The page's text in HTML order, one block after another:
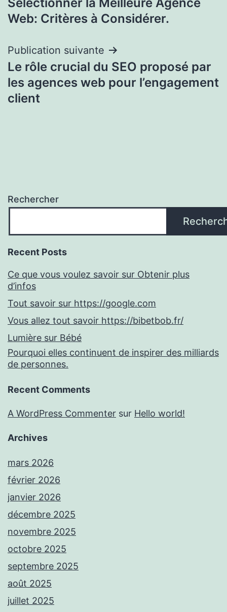
de
Web: Critères à Considérer.
Publication suivante
Le rôle crucial du SEO proposé par
les agences web pour l’engagement
client
Rechercher
Recent Posts
Ce que vous voulez savoir sur Obtenir plus
d’infos
Tout savoir sur https://google.com
Vous allez tout savoir https://bibetbob.fr/
Lumière sur Bébé
Pourquoi elles continuent de inspirer des milliards
de personnes.
Recent Comments
A WordPress Commenter sur Hello world!
Archives
mars 2026
février 2026
janvier 2026
décembre 2025
novembre 2025
octobre 2025
septembre 2025
août 2025
juillet 2025